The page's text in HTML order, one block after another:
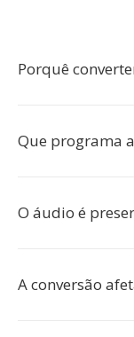
Porquê
Que programa
O áudio é
A conversão